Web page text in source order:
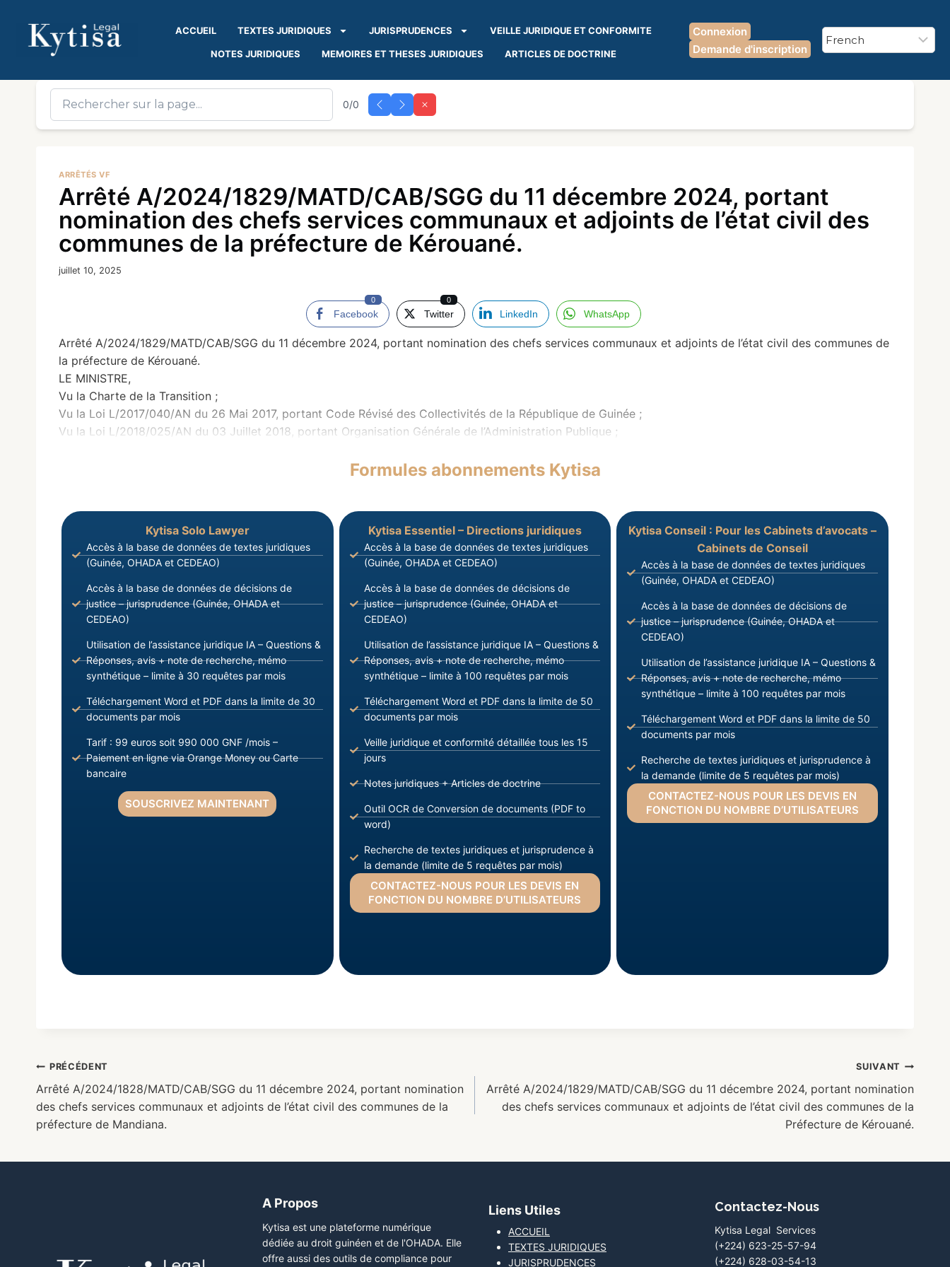
ACCUEIL TEXTES JURIDIQUES JURISPRUDENCES VEILLE JURIDIQUE ET CONFORMITE
NOTES JURIDIQUES MEMOIRES ET THESES JURIDIQUES ARTICLES DE DOCTRINE
Connexion
Demande d'inscription
0/0
ARRÊTÉS VF
Arrêté A/2024/1829/MATD/CAB/SGG du 11 décembre 2024, portant
nomination des chefs services communaux et adjoints de l’état civil des
communes de la préfecture de Kérouané.
juillet 10, 2025
Facebook
0
Twitter
0
LinkedIn WhatsApp
Arrêté A/2024/1829/MATD/CAB/SGG du 11 décembre 2024, portant nomination des chefs services communaux et adjoints de l’état civil des communes de
la préfecture de Kérouané.
LE MINISTRE,
Vu la Charte de la Transition ;
Vu la Loi L/2017/040/AN du 26 Mai 2017, portant Code Révisé des Collectivités de la République de Guinée ;
Vu la Loi L/2018/025/AN du 03 Juillet 2018, portant Organisation Générale de l’Administration Publique ;
Formules abonnements Kytisa
Kytisa Solo Lawyer
Accès à la base de données de textes juridiques
(Guinée, OHADA et CEDEAO)
Accès à la base de données de décisions de
justice – jurisprudence (Guinée, OHADA et
CEDEAO)
Utilisation de l’assistance juridique IA – Questions &
Réponses, avis + note de recherche, mémo
synthétique – limite à 30 requêtes par mois
Téléchargement Word et PDF dans la limite de 30
documents par mois
Tarif : 99 euros soit 990 000 GNF /mois –
Paiement en ligne via Orange Money ou Carte
bancaire
SOUSCRIVEZ MAINTENANT
Kytisa Essentiel – Directions juridiques
Accès à la base de données de textes juridiques
(Guinée, OHADA et CEDEAO)
Accès à la base de données de décisions de
justice – jurisprudence (Guinée, OHADA et
CEDEAO)
Utilisation de l’assistance juridique IA – Questions &
Réponses, avis + note de recherche, mémo
synthétique – limite à 100 requêtes par mois
Téléchargement Word et PDF dans la limite de 50
documents par mois
Veille juridique et conformité détaillée tous les 15
jours
Notes juridiques + Articles de doctrine
Outil OCR de Conversion de documents (PDF to
word)
Recherche de textes juridiques et jurisprudence à
la demande (limite de 5 requêtes par mois)
CONTACTEZ-NOUS POUR LES DEVIS EN
FONCTION DU NOMBRE D’UTILISATEURS
Kytisa Conseil : Pour les Cabinets d’avocats –
Cabinets de Conseil
Accès à la base de données de textes juridiques
(Guinée, OHADA et CEDEAO)
Accès à la base de données de décisions de
justice – jurisprudence (Guinée, OHADA et
CEDEAO)
Utilisation de l’assistance juridique IA – Questions &
Réponses, avis + note de recherche, mémo
synthétique – limite à 100 requêtes par mois
Téléchargement Word et PDF dans la limite de 50
documents par mois
Recherche de textes juridiques et jurisprudence à
la demande (limite de 5 requêtes par mois)
CONTACTEZ-NOUS POUR LES DEVIS EN
FONCTION DU NOMBRE D’UTILISATEURS
PRÉCÉDENT
Arrêté A/2024/1828/MATD/CAB/SGG du 11 décembre 2024, portant nomination
des chefs services communaux et adjoints de l’état civil des communes de la
préfecture de Mandiana.
SUIVANT
Arrêté A/2024/1829/MATD/CAB/SGG du 11 décembre 2024, portant nomination
des chefs services communaux et adjoints de l’état civil des communes de la
Préfecture de Kérouané.
A Propos
Kytisa est une plateforme numérique
dédiée au droit guinéen et de l'OHADA. Elle
offre aussi des outils de compliance pour
Liens Utiles
ACCUEIL
TEXTES JURIDIQUES
JURISPRUDENCES
Contactez-Nous
Kytisa Legal Services
(+224) 623-25-57-94
(+224) 628-03-54-13